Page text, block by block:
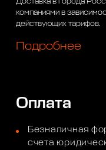
компаниями в
действующих тарифов.
Подробнее
Оплата
Безналичная
счета